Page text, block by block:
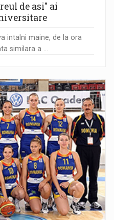
de asi" ai
intalni maine, de la ora
similara a ...